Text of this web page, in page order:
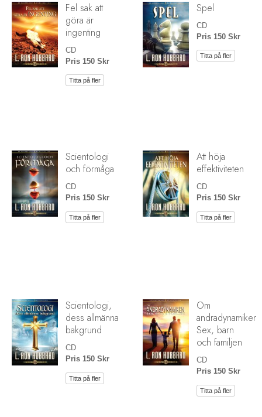
Fel sak att
göra är
ingenting
CD
Pris 150 Skr
Titta på fler
Spel
CD
Pris 150 Skr
Titta på fler
Scientologi
och förmåga
CD
Pris 150 Skr
Titta på fler
Att höja
effektiviteten
CD
Pris 150 Skr
Titta på fler
Scientologi,
dess allmänna
bakgrund
CD
Pris 150 Skr
Titta på fler
Om
andradynamiken:
Sex, barn
och familjen
CD
Pris 150 Skr
Titta på fler